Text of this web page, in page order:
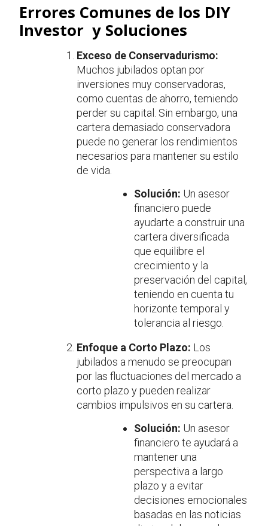
Errores Comunes de los DIY
Investor y Soluciones
Exceso de Conservadurismo:
Muchos jubilados optan por
inversiones muy conservadoras,
como cuentas de ahorro, temiendo
perder su capital. Sin embargo, una
cartera demasiado conservadora
puede no generar los rendimientos
necesarios para mantener su estilo
de vida.
Solución: Un asesor
financiero puede
ayudarte a construir una
cartera diversificada
que equilibre el
crecimiento y la
preservación del capital,
teniendo en cuenta tu
horizonte temporal y
tolerancia al riesgo.
Enfoque a Corto Plazo: Los
jubilados a menudo se preocupan
por las fluctuaciones del mercado a
corto plazo y pueden realizar
cambios impulsivos en su cartera.
Solución: Un asesor
financiero te ayudará a
mantener una
perspectiva a largo
plazo y a evitar
decisiones emocionales
basadas en las noticias